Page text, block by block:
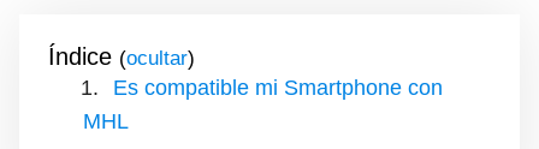
Índice ( )
Es compatible mi Smartphone con
MHL